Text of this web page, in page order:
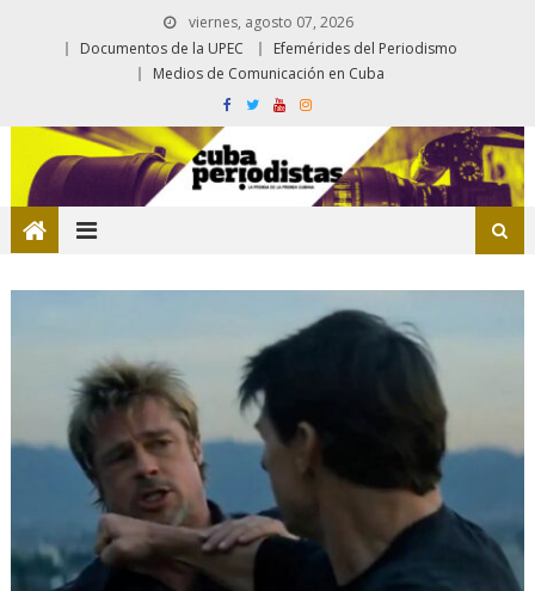
viernes, agosto 07, 2026
Documentos de la UPEC
Efemérides del Periodismo
Medios de Comunicación en Cuba